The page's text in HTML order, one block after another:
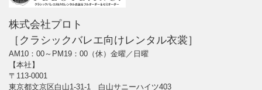
株式会社プロト
［クラシックバレエ向けレンタル衣裳］
AM10：00～PM19：00（休）金曜／日曜
【本社】
〒113-0001
東京都文京区白山1-31-1 白山サニーハイツ403